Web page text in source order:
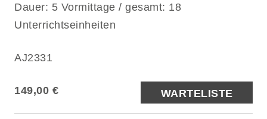
Dauer: 5 Vormittage / gesamt: 18
Unterrichtseinheiten
AJ2331
149,00 € WARTELISTE